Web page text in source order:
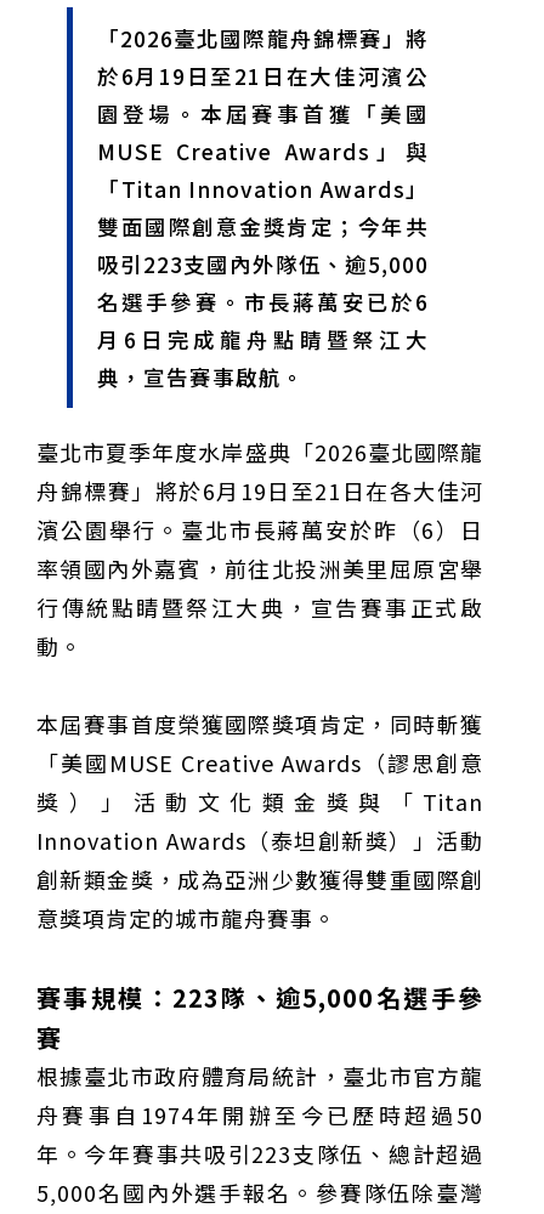
化身探險工具自主解謎
活潑親切打破失智框架！日王牌業務丹野智文抗病13
年，靠「第二大腦」獨自來台分享生命淚水
國際保育盛事首移師亞洲 Joint TAG全球專家會議臺北
綠營中投參選人合體 拋「中投新市鎮」 交通與醫療跨
域治理成焦點
夜市變廟會！山邊媽、旱溪媽、大庄媽三媽首度齊巡逢
甲 萬人爭躦轎底響徹夜空
MLB》鄧愷威6局飆6K完封小熊奪第3勝！宰制力複製
「王建民建仔旋風」引爆世代傳承鐵觀音節政大登場 結合大文山友善食農與地方創生
臺德技職教育深層對話！德國Walther Rathenau師生
造訪大安高工 體驗端午文化與前瞻工業實作
迎端午、抗酷暑！臺中盛夏水域系列活動本周六起兩地
課堂搬到菜市場！北市13校「游於藝」成果展 導覽小
尖兵用藝術「說」出千年風俗
20年淬鍊！貓空纜車運量突破4,000萬人次 「天空綠
洲」成國際打卡新地標
熊鷹羽毛與保育的兩難！金甌女中師生齊聚《飛吧！熊
鷹》特映會 深化原民文化與生態永續教育
29件神級作品齊聚葫蘆墩！「藝馬登豐」2026台灣工
藝之家聯展震撼登場
跨越百年的生物觀測！科博館、成大《時空丈量師》特
展：讓典藏標本說出氣候變遷真相
睽違七年！精品郵輪「島嶼天空號」首航臺中港 參山處
攜手縣市熱情迎賓
金牌搖籃驚傳「球荒」！江啟臣偕運彩公會挺萬和國
中，捐贈 1800 顆羽球助小將 4 月全中運奪金
台中》15分鐘的診療，13年的堅持！ 中山醫大牙醫系
「2026臺北國際龍舟錦標賽」將
於6月19日至21日在大佳河濱公
園登場。本屆賽事首獲「美國
MUSE Creative Awards」與
「Titan Innovation Awards」
雙面國際創意金獎肯定；今年共
吸引223支國內外隊伍、逾5,000
名選手參賽。市長蔣萬安已於6
月6日完成龍舟點睛暨祭江大
典，宣告賽事啟航。
臺北市夏季年度水岸盛典「2026臺北國際龍
舟錦標賽」將於6月19日至21日在各大佳河
濱公園舉行。臺北市長蔣萬安於昨（6）日
率領國內外嘉賓，前往北投洲美里屈原宮舉
行傳統點睛暨祭江大典，宣告賽事正式啟
動。
本屆賽事首度榮獲國際獎項肯定，同時斬獲
「美國MUSE Creative Awards（謬思創意
獎）」活動文化類金獎與「Titan
Innovation Awards（泰坦創新獎）」活動
創新類金獎，成為亞洲少數獲得雙重國際創
意獎項肯定的城市龍舟賽事。
賽事規模：223隊、逾5,000名選手參
賽
根據臺北市政府體育局統計，臺北市官方龍
舟賽事自1974年開辦至今已歷時超過50
年。今年賽事共吸引223支隊伍、總計超過
5,000名國內外選手報名。參賽隊伍除臺灣